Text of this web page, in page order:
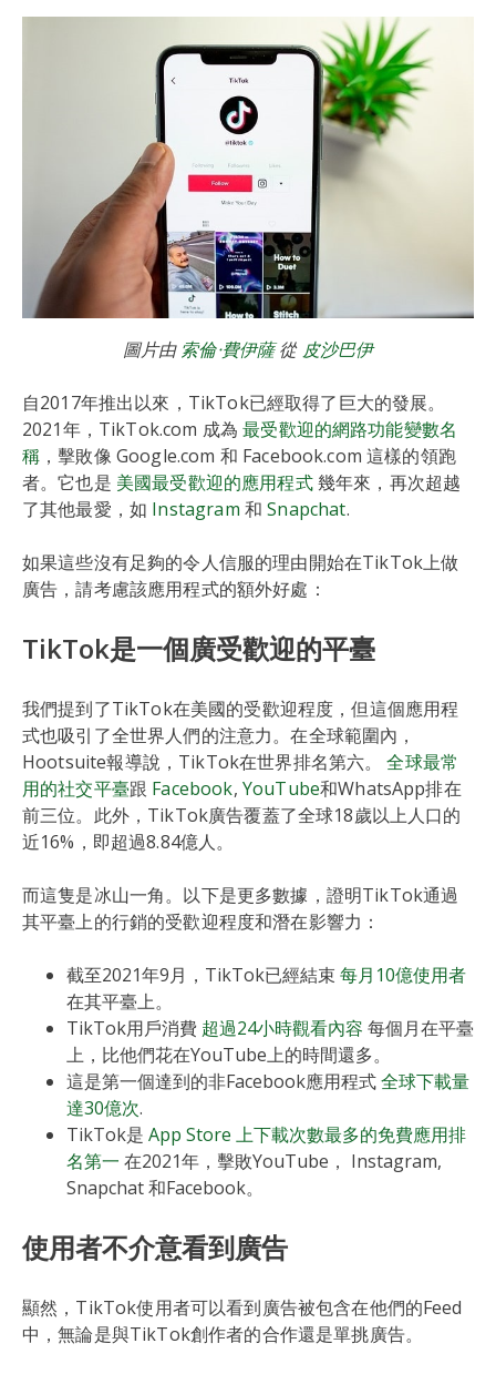
圖片由 索倫·費伊薩從 皮沙巴伊
自2017年推出以來，TikTok已經取得了巨大的發展。
2021年，TikTok.com 成為最受歡迎的網路功能變數名
稱 ，擊敗像 Google.com 和 Facebook.com 這樣的領跑
者。它也是 美國最受歡迎的應用程式幾年來，再次超越
了其他最愛，如 Instagram 和Snapchat.
如果這些沒有足夠的令人信服的理由開始在TikTok上做
廣告，請考慮該應用程式的額外好處：
TikTok是一個廣受歡迎的平臺
我們提到了TikTok在美國的受歡迎程度，但這個應用程
式也吸引了全世界人們的注意力。在全球範圍內，
Hootsuite報導說，TikTok在世界排名第六。全球最常
用的社交平臺跟 Facebook, YouTube和WhatsApp排在
前三位。此外，TikTok廣告覆蓋了全球18歲以上人口的
近16%，即超過8.84億人。
而這隻是冰山一角。以下是更多數據，證明TikTok通過
其平臺上的行銷的受歡迎程度和潛在影響力：
截至2021年9月，TikTok已經結束 每月10億使用者
在其平臺上。
TikTok用戶消費 超過24小時觀看內容 每個月在平臺
上，比他們花在YouTube上的時間還多。
這是第一個達到的非Facebook應用程式全球下載量
達30億次.
TikTok是 App Store 上下載次數最多的免費應用排
名第一 在2021年，擊敗YouTube， Instagram,
Snapchat 和Facebook。
使用者不介意看到廣告
顯然，TikTok使用者可以看到廣告被包含在他們的Feed
中，無論是與TikTok創作者的合作還是單挑廣告。